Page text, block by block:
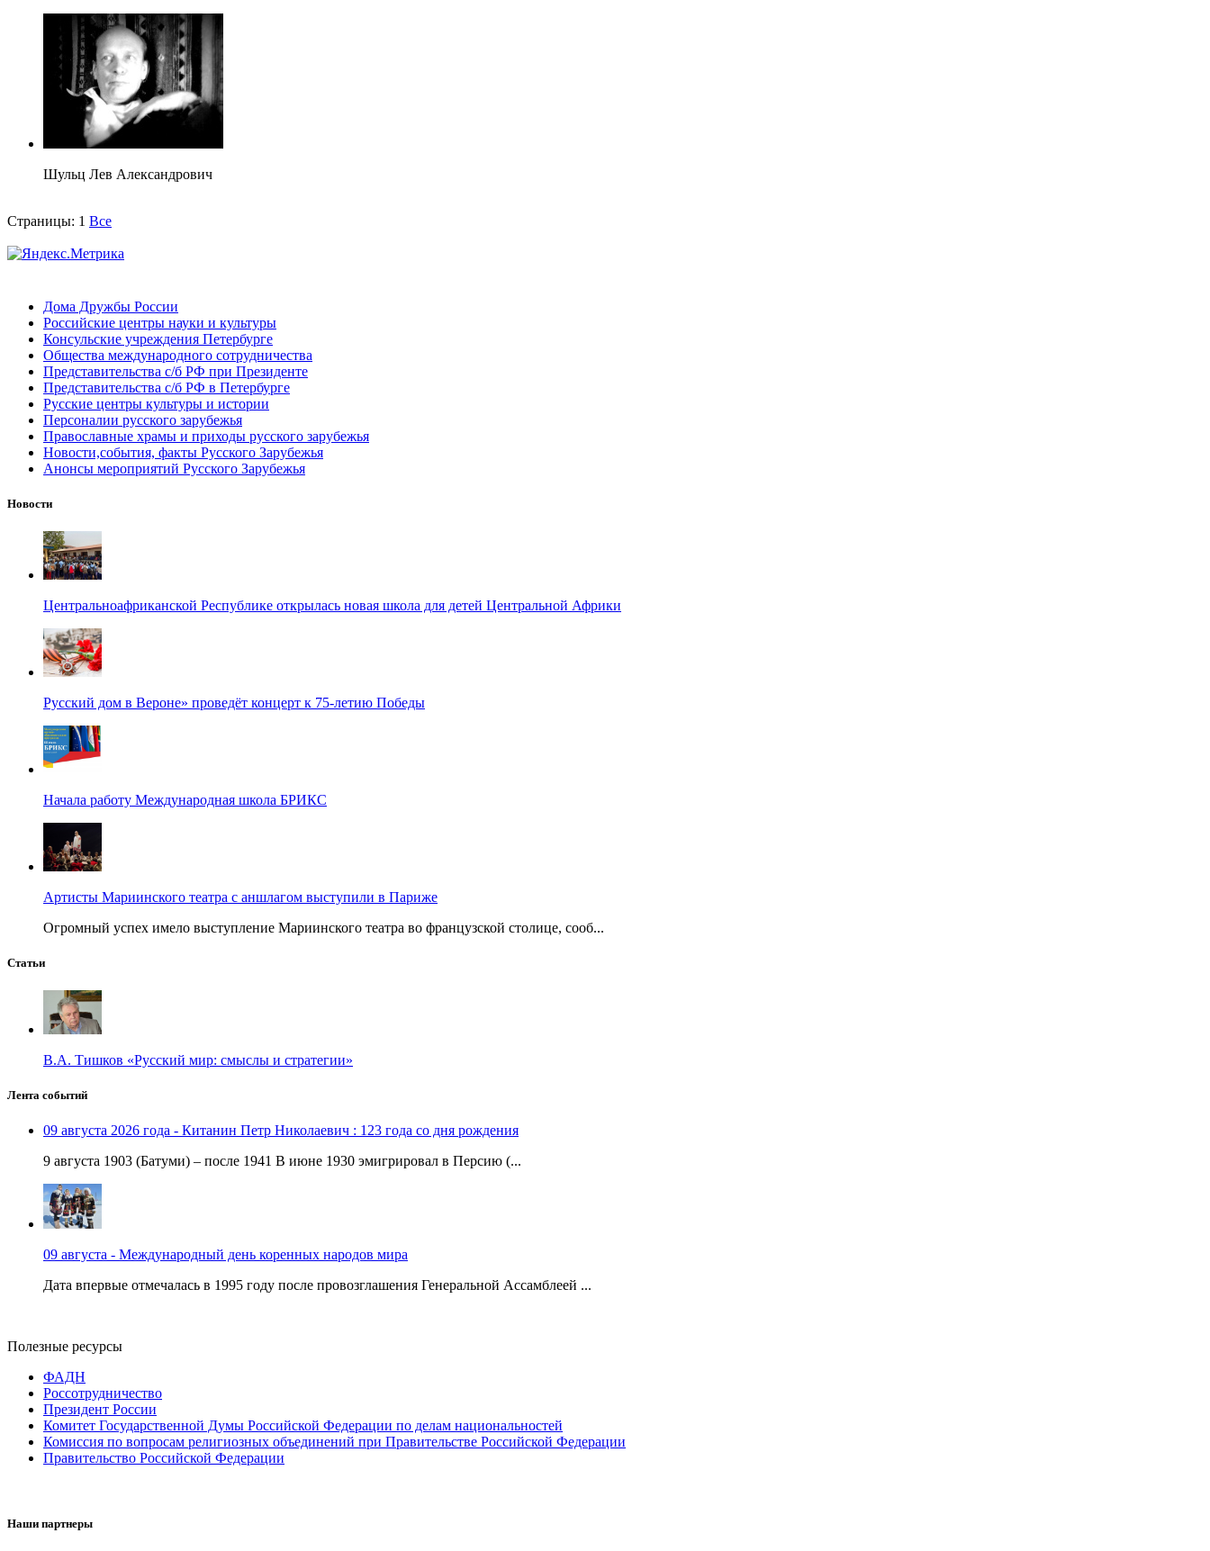
Шульц Лев Александрович
Страницы: 1 Все
Дома Дружбы России
Российские центры науки и культуры
Консульские учреждения Петербурге
Общества международного сотрудничества
Представительства с/б РФ при Президенте
Представительства с/б РФ в Петербурге
Русские центры культуры и истории
Персоналии русского зарубежья
Православные храмы и приходы русского зарубежья
Новости,события, факты Русского Зарубежья
Анонсы мероприятий Русского Зарубежья
Новости
Центральноафриканской Республике открылась новая школа для детей Центральной Африки
Русский дом в Вероне» проведёт концерт к 75-летию Победы
Начала работу Международная школа БРИКС
Артисты Мариинского театра с аншлагом выступили в Париже
Огромный успех имело выступление Мариинского театра во французской столице, сооб...
Статьи
В.А. Тишков «Русский мир: смыслы и стратегии»
Лента событий
09 августа 2026 года - Китанин Петр Николаевич : 123 года со дня рождения
9 августа 1903 (Батуми) – после 1941 В июне 1930 эмигрировал в Персию (...
09 августа - Международный день коренных народов мира
Дата впервые отмечалась в 1995 году после провозглашения Генеральной Ассамблеей ...
Полезные ресурсы
ФАДН
Россотрудничество
Президент России
Комитет Государственной Думы Российской Федерации по делам национальностей
Комиссия по вопросам религиозных объединений при Правительстве Российской Федерации
Правительство Российской Федерации
Наши партнеры